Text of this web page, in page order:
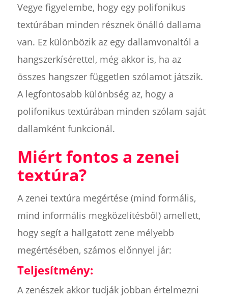
Vegye figyelembe, hogy egy polifonikus
textúrában minden résznek önálló dallama
van. Ez különbözik az egy dallamvonaltól a
hangszerkísérettel, még akkor is, ha az
összes hangszer független szólamot játszik.
A legfontosabb különbség az, hogy a
polifonikus textúrában minden szólam saját
dallamként funkcionál.
Miért fontos a zenei
textúra?
A zenei textúra megértése (mind formális,
mind informális megközelítésből) amellett,
hogy segít a hallgatott zene mélyebb
megértésében, számos előnnyel jár:
Teljesítmény:
A zenészek akkor tudják jobban értelmezni